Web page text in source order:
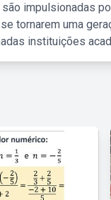
impulsionadas
tornarem uma
instituições